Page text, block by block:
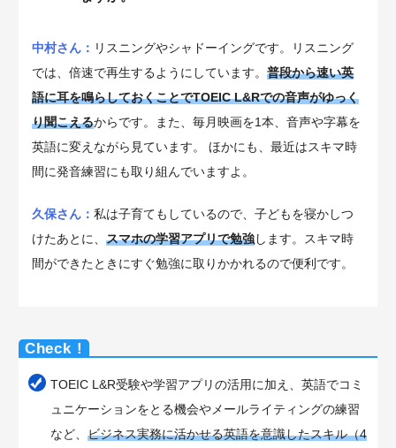
中村さん： リスニングやシャドーイングです。リスニング
では、倍速で再生するようにしています。 普段から速い英
語に耳を鳴らしておくことでTOEIC L&Rでの音声がゆっく
り聞こえるからです。また、毎月映画を1本、音声や字幕を
英語に変えながら見ています。 ほかにも、最近はスキマ時
間に発音練習にも取り組んでいますよ。
久保さん： 私は子育てもしているので、子どもを寝かしつ
けたあとに、 スマホの学習アプリで勉強します。スキマ時
間ができたときにすぐ勉強に取りかかれるので便利です。
TOEIC L&R受験や学習アプリの活用に加え、英語でコミ
ュニケーションをとる機会やメールライティングの練習
など、 ビジネス実務に活かせる英語を意識したスキル（4